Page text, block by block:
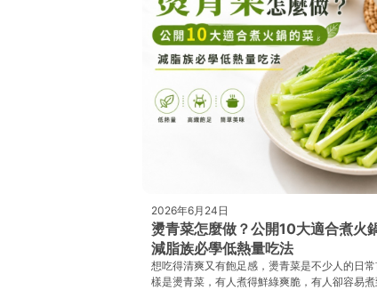
2026年6月24日
燙青菜怎麼做？公開10大適合煮火
減脂族必學低熱量吃法
想吃得清爽又有飽足感，燙青菜是不少人的日
樣是燙青菜，有人煮得鮮綠爽脆，有人卻容易